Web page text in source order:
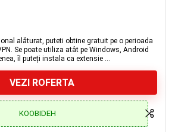
alăturat, puteti obtine gratuit pe o perioada
Se poate utiliza atât pe Windows, Android
îl puteți instala ca extensie ...
VEZI ROFERTA
KOOBIDEH